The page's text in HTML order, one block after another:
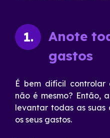
1.
Anote
gastos
É bem difícil controlar
não é mesmo? Então,
levantar todas as
os seus gastos.